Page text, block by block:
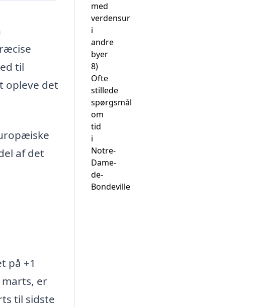
til
opleve det
af det
på +1
er
til sidste
med
verdensur
i
andre
byer
8)
Ofte
stillede
spørgsmål
om
tid
i
Notre-
Dame-
de-
Bondeville